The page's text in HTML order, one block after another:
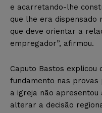
e acarretando-lhe
que lhe era dispensado
que deve orientar a
empregador”, afirmou.
Caputo Bastos explicou
fundamento nas provas
a igreja não apresentou
alterar a decisão